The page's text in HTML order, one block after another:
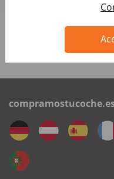
Ve